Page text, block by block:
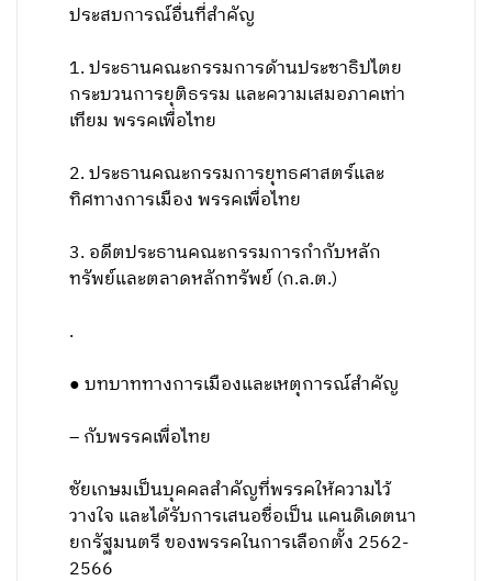
ประสบการณ์อื่นที่สำคัญ
1. ประธานคณะกรรมการด้านประชาธิปไตย
กระบวนการยุติธรรม และความเสมอภาคเท่า
เทียม พรรคเพื่อไทย
2. ประธานคณะกรรมการยุทธศาสตร์และ
ทิศทางการเมือง พรรคเพื่อไทย
3. อดีตประธานคณะกรรมการกำกับหลัก
ทรัพย์และตลาดหลักทรัพย์ (ก.ล.ต.)
.
● บทบาททางการเมืองและเหตุการณ์สำคัญ
– กับพรรคเพื่อไทย
ชัยเกษมเป็นบุคคลสำคัญที่พรรคให้ความไว้
วางใจ และได้รับการเสนอชื่อเป็น แคนดิเดตนา
ยกรัฐมนตรี ของพรรคในการเลือกตั้ง 2562-
2566